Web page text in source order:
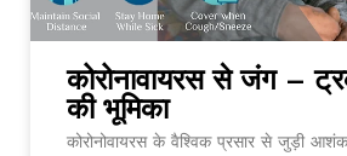
कोरोनावायरस से जंग –
की भूमिका
कोरोनोवायरस के वैश्विक प्रसार से जुड़ी